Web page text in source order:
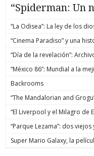
“Spiderman: Un
“La Odisea”: La ley de los
“Cinema Paradiso” y una
“Día de la revelación”:
“México 86”: Mundial a la
Backrooms
“The Mandalorian and
“El Liverpool y el Milagro de
“Parque Lezama”: dos
Super Mario Galaxy, la